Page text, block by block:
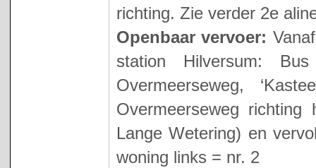
richting. Zie verder 2e
Openbaar vervoer:
station Hilversum:
Overmeerseweg,
Overmeerseweg
Lange Wetering) en
woning links = nr. 2